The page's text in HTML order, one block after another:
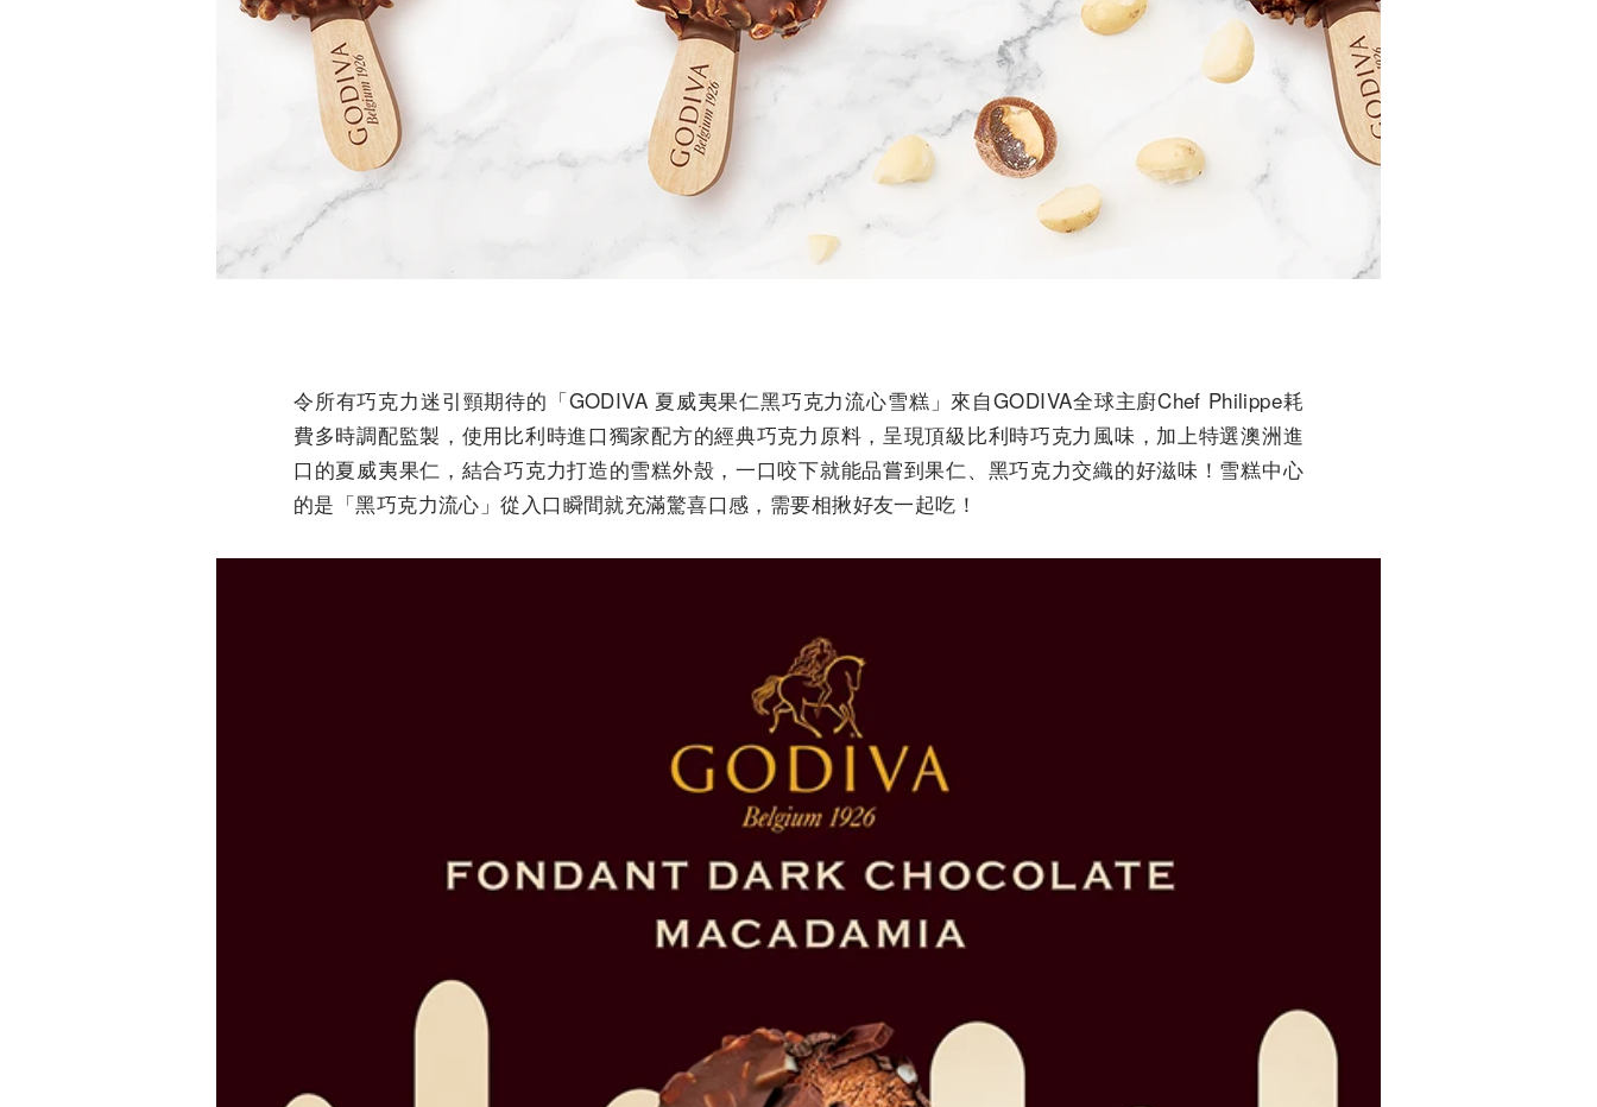
令所有巧克力迷引頸期待的「GODIVA 夏威夷果仁黑巧克力流心雪糕」來自GODIVA全球主廚Chef Philippe耗
費多時調配監製，使用比利時進口獨家配方的經典巧克力原料，呈現頂級比利時巧克力風味，加上特選澳洲進
口的夏威夷果仁，結合巧克力打造的雪糕外殼，一口咬下就能品嘗到果仁、黑巧克力交織的好滋味！雪糕中心
的是「黑巧克力流心」從入口瞬間就充滿驚喜口感，需要相揪好友一起吃！